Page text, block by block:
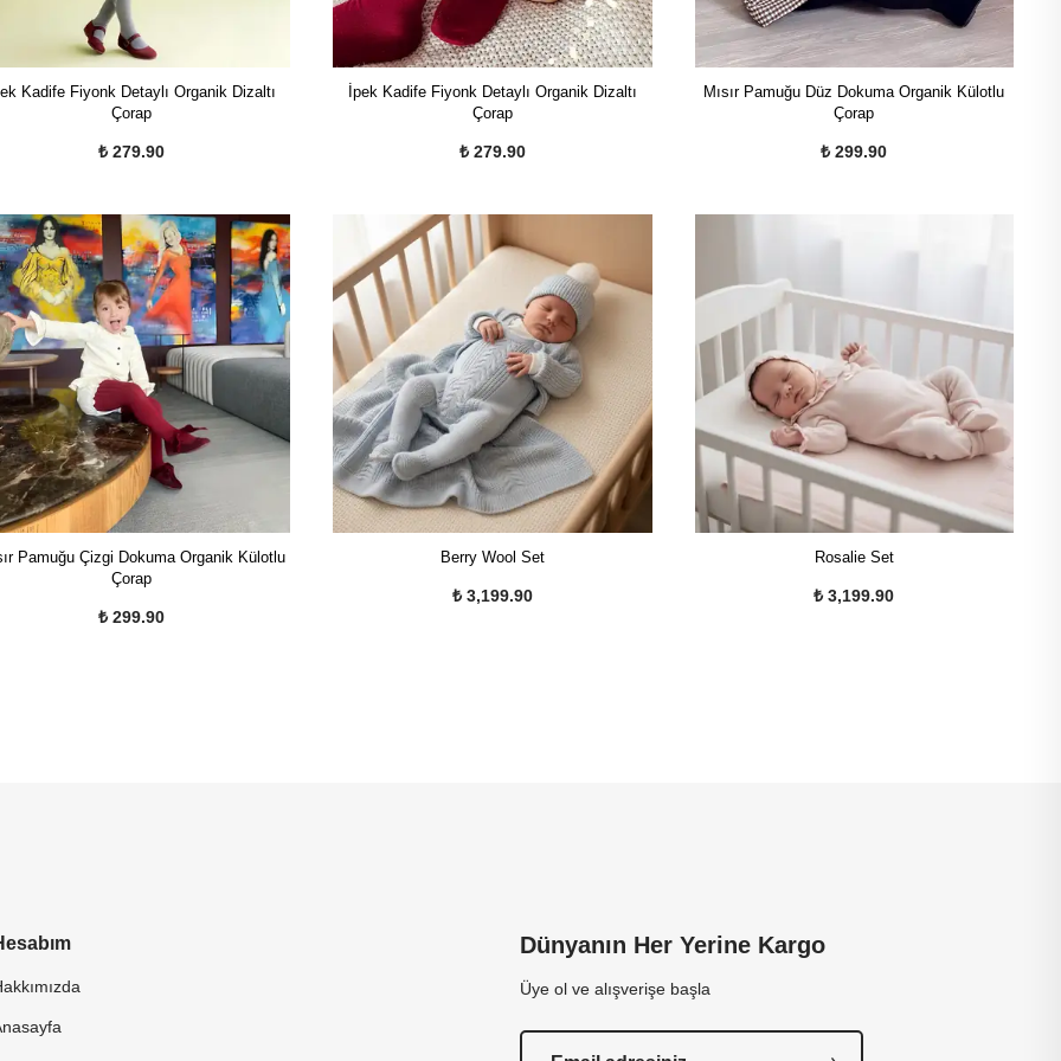
Kadife Fiyonk Detaylı Organik Dizaltı
Çorap
₺ 279.90
İpek Kadife Fiyonk Detaylı Organik Dizaltı
Çorap
₺ 279.90
Mısır Pamuğu Düz Dokuma Organik Külotlu
Çorap
₺ 299.90
Pamuğu Çizgi Dokuma Organik Külotlu
Çorap
₺ 299.90
Berry Wool Set
₺ 3,199.90
Rosalie Set
₺ 3,199.90
Dünyanın Her Yerine Kargo
Üye ol ve alışverişe başla